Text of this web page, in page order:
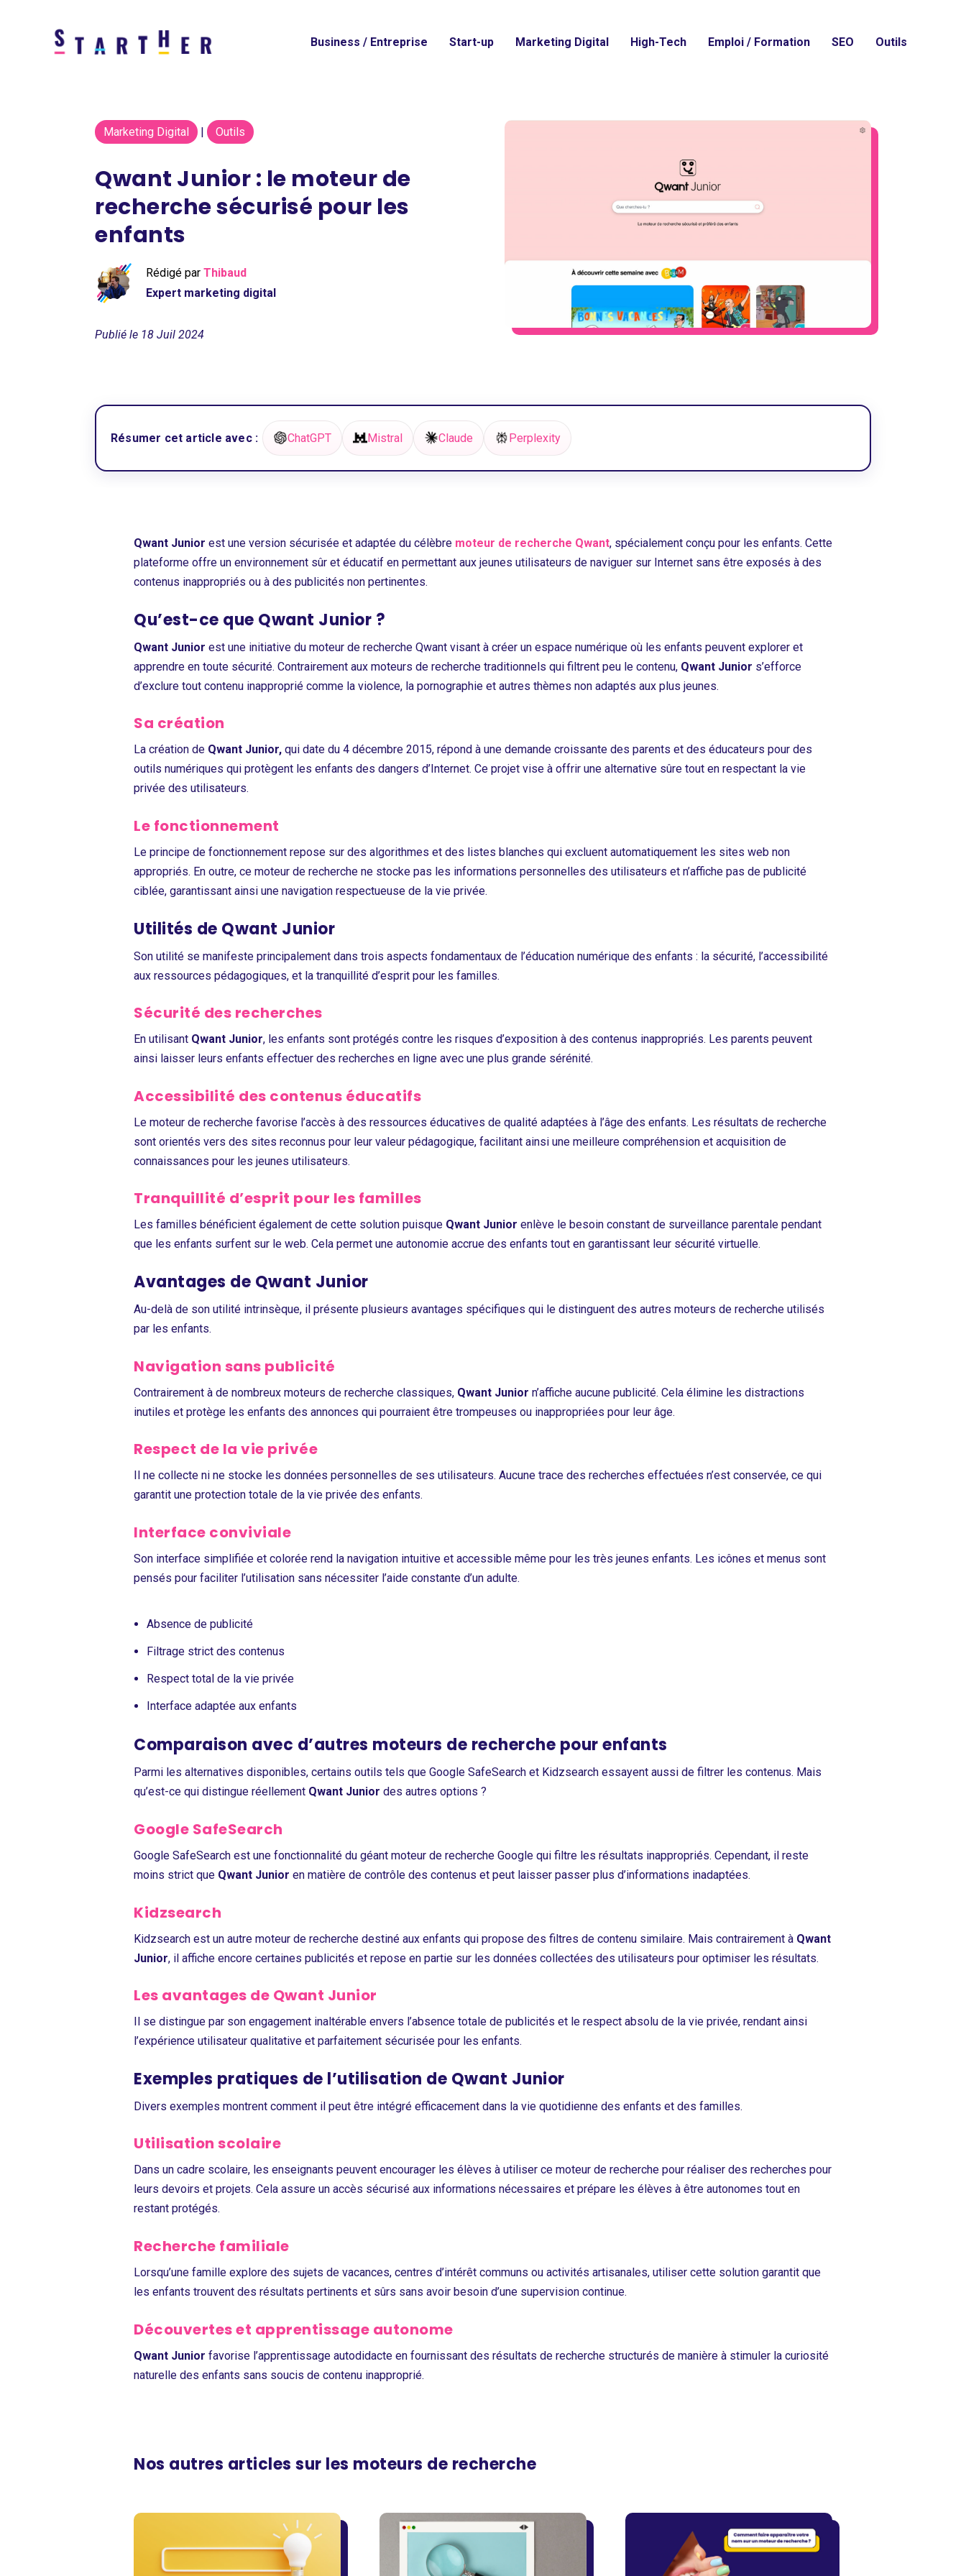
Business / Entreprise Start-up Marketing Digital High-Tech Emploi / Formation SEO Outils
Marketing Digital Outils
Qwant Junior : le moteur de
recherche sécurisé pour les
enfants
Rédigé parThibaud
Expert marketing digital
Publié le 18 Juil 2024
Résumer cet article avec : ChatGPT Mistral Claude Perplexity
Qwant Junior est une version sécurisée et adaptée du célèbre moteur de recherche Qwant, spécialement conçu pour les enfants. Cette
plateforme offre un environnement sûr et éducatif en permettant aux jeunes utilisateurs de naviguer sur Internet sans être exposés à des
contenus inappropriés ou à des publicités non pertinentes.
Qu’est-ce que Qwant Junior ?
Qwant Junior est une initiative du moteur de recherche Qwant visant à créer un espace numérique où les enfants peuvent explorer et
apprendre en toute sécurité. Contrairement aux moteurs de recherche traditionnels qui filtrent peu le contenu, Qwant Junior s’efforce
d’exclure tout contenu inapproprié comme la violence, la pornographie et autres thèmes non adaptés aux plus jeunes.
Sa création
La création de Qwant Junior, qui date du 4 décembre 2015, répond à une demande croissante des parents et des éducateurs pour des
outils numériques qui protègent les enfants des dangers d’Internet. Ce projet vise à offrir une alternative sûre tout en respectant la vie
privée des utilisateurs.
Le fonctionnement
Le principe de fonctionnement repose sur des algorithmes et des listes blanches qui excluent automatiquement les sites web non
appropriés. En outre, ce moteur de recherche ne stocke pas les informations personnelles des utilisateurs et n’affiche pas de publicité
ciblée, garantissant ainsi une navigation respectueuse de la vie privée.
Utilités de Qwant Junior
Son utilité se manifeste principalement dans trois aspects fondamentaux de l’éducation numérique des enfants : la sécurité, l’accessibilité
aux ressources pédagogiques, et la tranquillité d’esprit pour les familles.
Sécurité des recherches
En utilisant Qwant Junior, les enfants sont protégés contre les risques d’exposition à des contenus inappropriés. Les parents peuvent
ainsi laisser leurs enfants effectuer des recherches en ligne avec une plus grande sérénité.
Accessibilité des contenus éducatifs
Le moteur de recherche favorise l’accès à des ressources éducatives de qualité adaptées à l’âge des enfants. Les résultats de recherche
sont orientés vers des sites reconnus pour leur valeur pédagogique, facilitant ainsi une meilleure compréhension et acquisition de
connaissances pour les jeunes utilisateurs.
Tranquillité d’esprit pour les familles
Les familles bénéficient également de cette solution puisque Qwant Junior enlève le besoin constant de surveillance parentale pendant
que les enfants surfent sur le web. Cela permet une autonomie accrue des enfants tout en garantissant leur sécurité virtuelle.
Avantages de Qwant Junior
Au-delà de son utilité intrinsèque, il présente plusieurs avantages spécifiques qui le distinguent des autres moteurs de recherche utilisés
par les enfants.
Navigation sans publicité
Contrairement à de nombreux moteurs de recherche classiques, Qwant Junior n’affiche aucune publicité. Cela élimine les distractions
inutiles et protège les enfants des annonces qui pourraient être trompeuses ou inappropriées pour leur âge.
Respect de la vie privée
Il ne collecte ni ne stocke les données personnelles de ses utilisateurs. Aucune trace des recherches effectuées n’est conservée, ce qui
garantit une protection totale de la vie privée des enfants.
Interface conviviale
Son interface simplifiée et colorée rend la navigation intuitive et accessible même pour les très jeunes enfants. Les icônes et menus sont
pensés pour faciliter l’utilisation sans nécessiter l’aide constante d’un adulte.
Absence de publicité
Filtrage strict des contenus
Respect total de la vie privée
Interface adaptée aux enfants
Comparaison avec d’autres moteurs de recherche pour enfants
Parmi les alternatives disponibles, certains outils tels que Google SafeSearch et Kidzsearch essayent aussi de filtrer les contenus. Mais
qu’est-ce qui distingue réellement Qwant Junior des autres options ?
Google SafeSearch
Google SafeSearch est une fonctionnalité du géant moteur de recherche Google qui filtre les résultats inappropriés. Cependant, il reste
moins strict que Qwant Junior en matière de contrôle des contenus et peut laisser passer plus d’informations inadaptées.
Kidzsearch
Kidzsearch est un autre moteur de recherche destiné aux enfants qui propose des filtres de contenu similaire. Mais contrairement à Qwant
Junior, il affiche encore certaines publicités et repose en partie sur les données collectées des utilisateurs pour optimiser les résultats.
Les avantages de Qwant Junior
Il se distingue par son engagement inaltérable envers l’absence totale de publicités et le respect absolu de la vie privée, rendant ainsi
l’expérience utilisateur qualitative et parfaitement sécurisée pour les enfants.
Exemples pratiques de l’utilisation de Qwant Junior
Divers exemples montrent comment il peut être intégré efficacement dans la vie quotidienne des enfants et des familles.
Utilisation scolaire
Dans un cadre scolaire, les enseignants peuvent encourager les élèves à utiliser ce moteur de recherche pour réaliser des recherches pour
leurs devoirs et projets. Cela assure un accès sécurisé aux informations nécessaires et prépare les élèves à être autonomes tout en
restant protégés.
Recherche familiale
Lorsqu’une famille explore des sujets de vacances, centres d’intérêt communs ou activités artisanales, utiliser cette solution garantit que
les enfants trouvent des résultats pertinents et sûrs sans avoir besoin d’une supervision continue.
Découvertes et apprentissage autonome
Qwant Junior favorise l’apprentissage autodidacte en fournissant des résultats de recherche structurés de manière à stimuler la curiosité
naturelle des enfants sans soucis de contenu inapproprié.
Nos autres articles sur les moteurs de recherche